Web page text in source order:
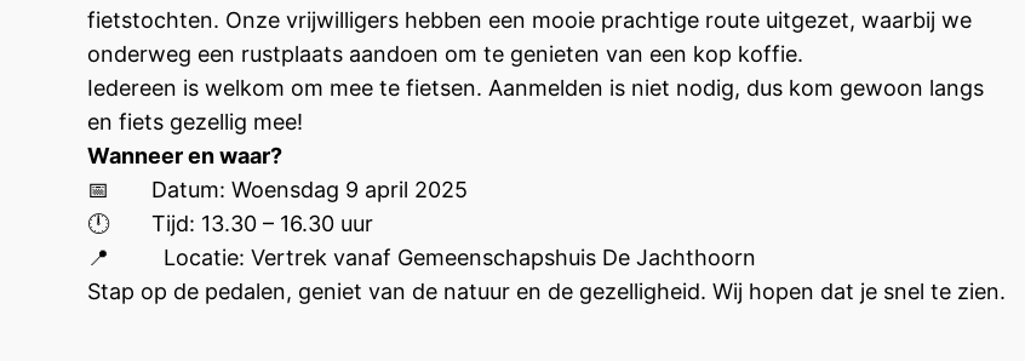
fietstochten. Onze vrijwilligers hebben een mooie prachtige route uitgezet, waarbij we
onderweg een rustplaats aandoen om te genieten van een kop koffie.
Iedereen is welkom om mee te fietsen. Aanmelden is niet nodig, dus kom gewoon langs
en fiets gezellig mee!
Wanneer en waar?
📅 Datum: Woensdag 9 april 2025
🕛 Tijd: 13.30 – 16.30 uur
📍 Locatie: Vertrek vanaf Gemeenschapshuis De Jachthoorn
Stap op de pedalen, geniet van de natuur en de gezelligheid. Wij hopen dat je snel te zien.